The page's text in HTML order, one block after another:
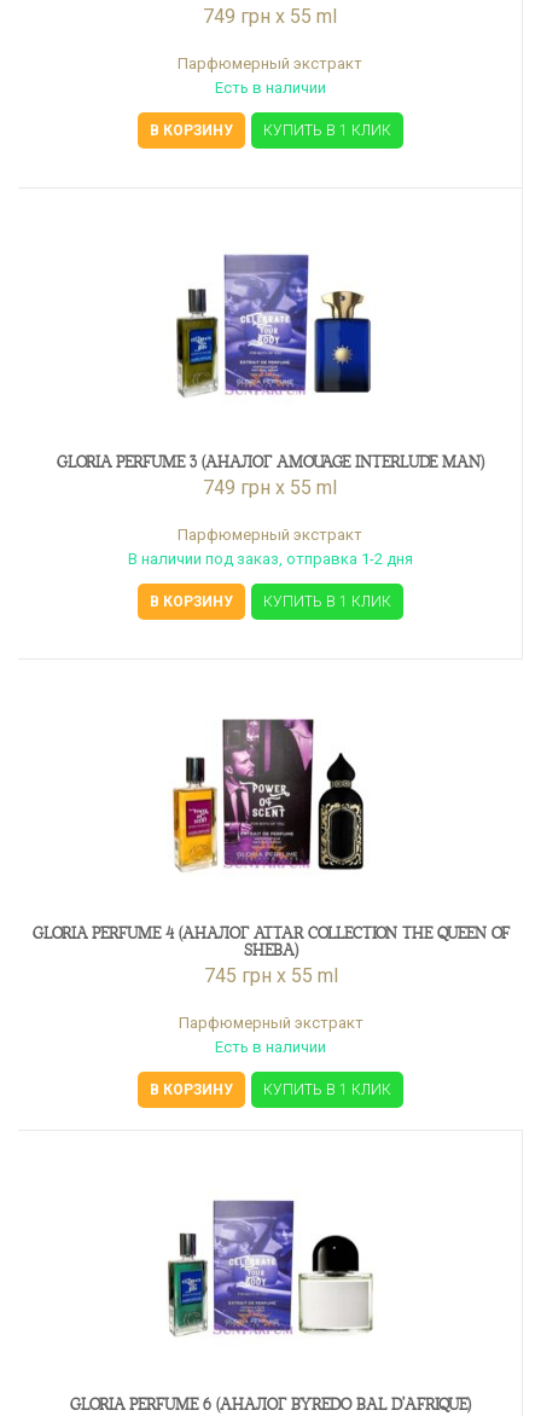
749 грн x 55 ml
Парфюмерный экстракт
Есть в наличии
В КОРЗИНУ КУПИТЬ В 1 КЛИК
GLORIA PERFUME 3 (АНАЛОГ AMOUAGE INTERLUDE MAN)
749 грн x 55 ml
Парфюмерный экстракт
В наличии под заказ, отправка 1-2 дня
В КОРЗИНУ КУПИТЬ В 1 КЛИК
GLORIA PERFUME 4 (АНАЛОГ ATTAR COLLECTION THE QUEEN OF
SHEBA)
745 грн x 55 ml
Парфюмерный экстракт
Есть в наличии
В КОРЗИНУ КУПИТЬ В 1 КЛИК
GLORIA PERFUME 6 (АНАЛОГ BYREDO BAL D'AFRIQUE)